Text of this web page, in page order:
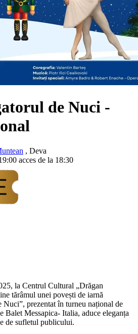
de Nuci -
, Deva
acces de la 18:30
la Centrul Cultural „Drăgan
tărâmul unei povești de iarnă
Nuci”, prezentat în turneu național de
Balet Messapica- Italia, aduce eleganța
de sufletul publicului.